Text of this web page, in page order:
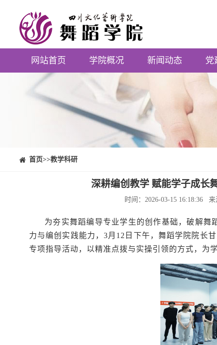
网站首页 学院概况 新闻动态 党
⠀⠀首页>>教学科研
深耕编创教学 赋能学子成长
时间：2026-03-15 16:18:36
为夯实舞蹈编导专业学生的创作基础，破解
力与编创实践能力，3月12日下午，舞蹈学院院长
专项指导活动，以精准点拨与实操引领的方式，为